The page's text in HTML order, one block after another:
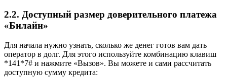
2.2. Доступный размер доверительного платежа
«Билайн»
Для начала нужно узнать, сколько же денег готов вам дать
оператор в долг. Для этого используйте комбинацию клавиш
*141*7# и нажмите «Вызов». Вы можете и сами рассчитать
доступную сумму кредита: